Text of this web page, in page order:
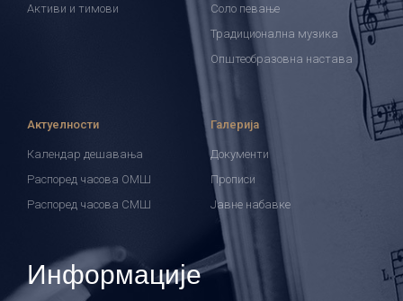
Активи и тимови
Соло певање
Традиционална музика
Општеобразовна настава
Актуелности
Календар дешавања
Распоред часова ОМШ
Распоред часова СМШ
Галерија
Документи
Прописи
Јавне набавке
Информације